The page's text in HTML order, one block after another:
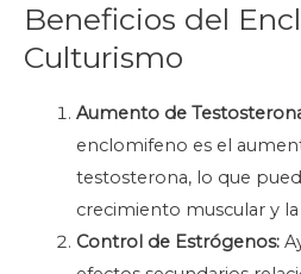
Beneficios del
Culturismo
Aumento de
enclomifeno es el
testosterona, lo que
crecimiento muscular y
Control de Estrógenos: